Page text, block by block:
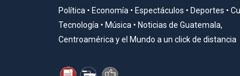
Política • Economía • Espectáculos • Deportes •
Tecnología • Música • Noticias de Guatemala,
Centroamérica y el Mundo a un click de distancia